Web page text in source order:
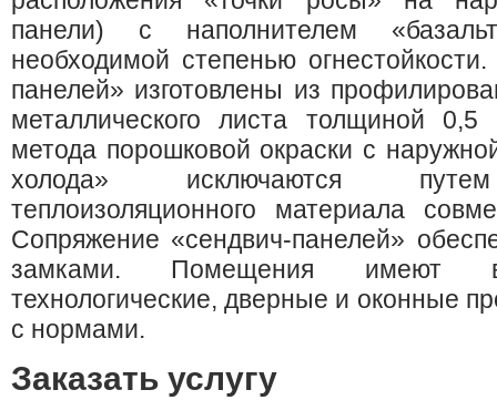
панели) с наполнителем
необходимой степенью
панелей» изготовлены из
металлического листа толщиной
метода порошковой окраски с
холода» исключаются путем
теплоизоляционного материала
Сопряжение «сендвич-панелей»
замками. Помещения имеют
технологические, дверные и оконные
с нормами.
Заказать услугу